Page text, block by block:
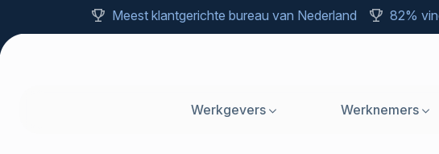
Meest klantgerichte bureau van Nederland 82%
Werkgevers Werknemers